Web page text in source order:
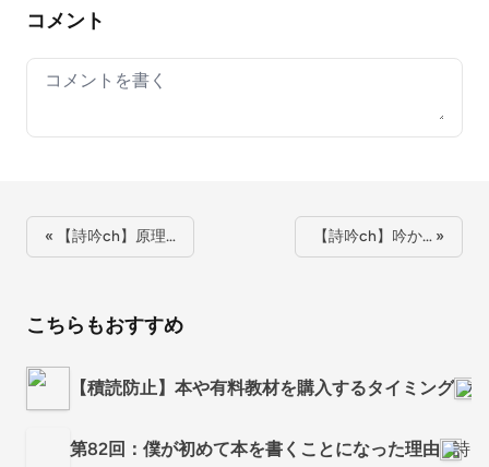
コメント
Your comment
« 【詩吟ch】原理… 【詩吟ch】吟か… »
こちらもおすすめ
【積読防止】本や有料教材を購入するタイミング な
第82回：僕が初めて本を書くことになった理由 詩